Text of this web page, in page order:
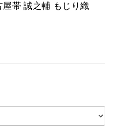
帯 誠之輔 もじり織